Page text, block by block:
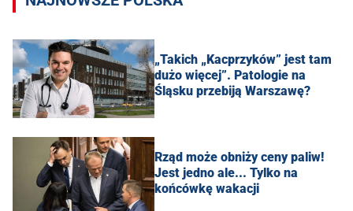
„Takich „Kacprzyków” jest tam
dużo więcej”. Patologie na
Śląsku przebiją Warszawę?
Rząd może obniży ceny paliw!
Jest jedno ale... Tylko na
końcówkę wakacji